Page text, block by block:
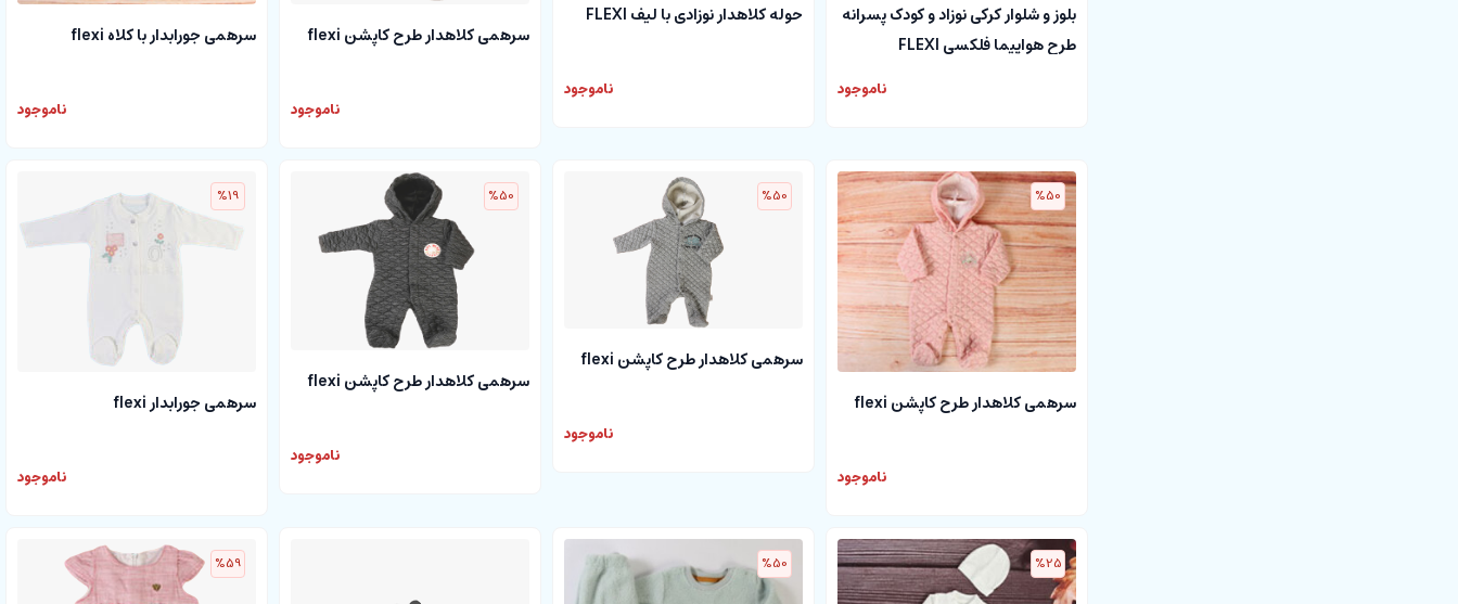
بلوز و شلوار کرکی نوزاد و کودک پسرانه
طرح هواپیما فلکسی FLEXI
ناموجود
حوله کلاهدار نوزادی با لیف FLEXI
ناموجود
سرهمی کلاهدار طرح کاپشن flexi
ناموجود
سرهمی جورابدار با کلاه flexi
ناموجود
%50
سرهمی کلاهدار طرح کاپشن flexi
ناموجود
%50
سرهمی کلاهدار طرح کاپشن flexi
ناموجود
%50
سرهمی کلاهدار طرح کاپشن flexi
ناموجود
%19
سرهمی جورابدار flexi
ناموجود
%25
%50
%59